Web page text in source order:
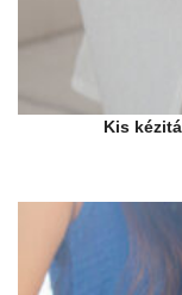
Kis